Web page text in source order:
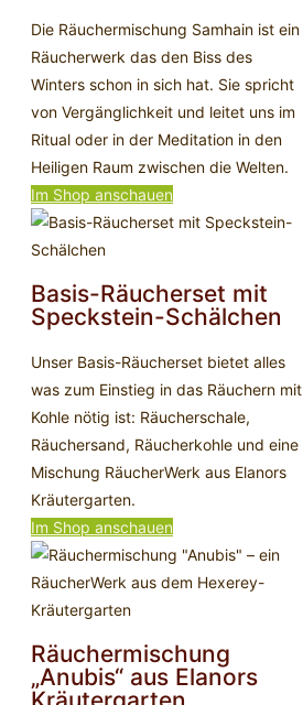
Die Räuchermischung Samhain ist ein
Räucherwerk das den Biss des
Winters schon in sich hat. Sie spricht
von Vergänglichkeit und leitet uns im
Ritual oder in der Meditation in den
Heiligen Raum zwischen die Welten.
Im Shop anschauen
Basis-Räucherset mit
Speckstein-Schälchen
Unser Basis-Räucherset bietet alles
was zum Einstieg in das Räuchern mit
Kohle nötig ist: Räucherschale,
Räuchersand, Räucherkohle und eine
Mischung RäucherWerk aus Elanors
Kräutergarten.
Im Shop anschauen
Räuchermischung
„Anubis“ aus Elanors